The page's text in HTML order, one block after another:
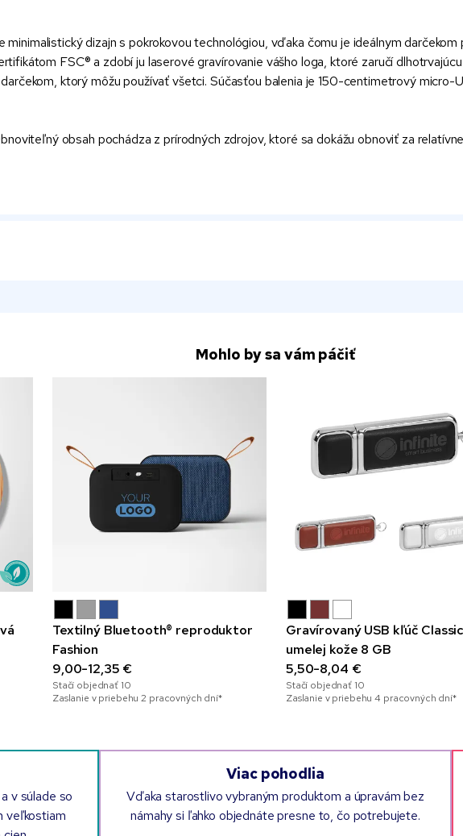
minimalistický dizajn s pokrokovou technológiou, vďaka čomu je ideálnym
FSC® a zdobí ju laserové gravírovanie vášho loga, ktoré zaručí
ktorý môžu používať všetci. Súčasťou balenia je 150-centimetrový
obsah pochádza z prírodných zdrojov, ktoré sa dokážu obnoviť za
Mohlo by sa vám páčiť
Textilný Bluetooth® reproduktor
Fashion
9,00-12,35 €
Stačí objednať 10
Zaslanie v priebehu 2 pracovných dní*
Gravírovaný USB kľúč
umelej kože 8 GB
5,50-8,04 €
Stačí objednať 10
Zaslanie v priebehu 4 pracovných dní*
v súlade so
veľkostiam
Viac pohodlia
Vďaka starostlivo vybraným produktom a úpravám bez
námahy si ľahko objednáte presne to, čo potrebujete.